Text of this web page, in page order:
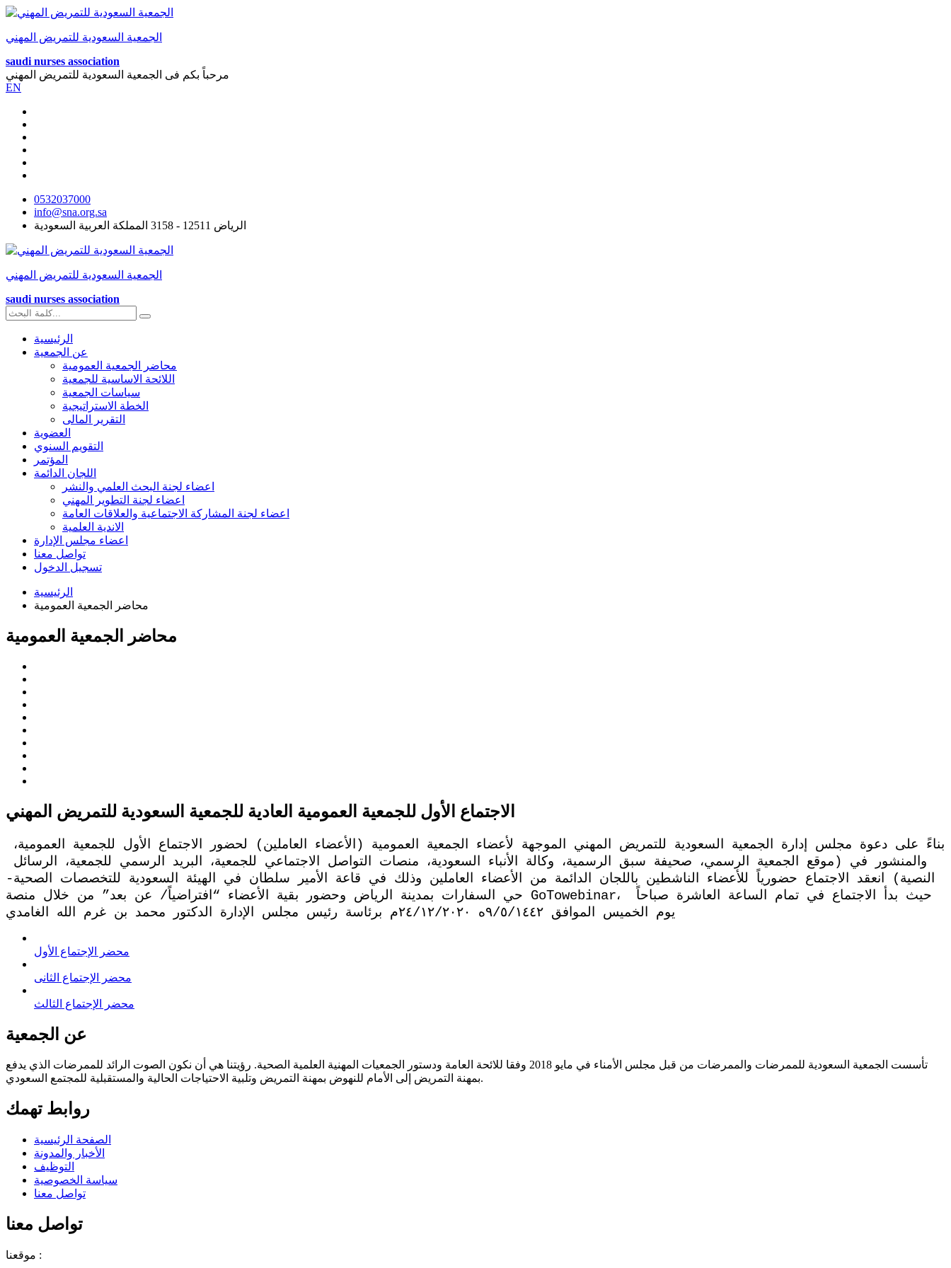
الجمعية السعودية للتمريض المهني
saudi nurses association
مرحباً بكم فى الجمعية السعودية للتمريض المهني
EN
0532037000
info@sna.org.sa
الرياض 12511 - 3158 المملكة العربية السعودية
الجمعية السعودية للتمريض المهني
saudi nurses association
الرئيسية
عن الجمعية
محاضر الجمعية العمومية
اللائحة الاساسية للجمعية
سياسات الجمعية
الخطة الاستراتيجية
التقرير المالى
العضوية
التقويم السنوي
المؤتمر
اللجان الدائمة
اعضاء لجنة البحث العلمي والنشر
اعضاء لجنة التطوير المهني
اعضاء لجنة المشاركة الاجتماعية والعلاقات العامة
الاندية العلمية
اعضاء مجلس الإدارة
تواصل معنا
تسجيل الدخول
الرئيسية
محاضر الجمعية العمومية
محاضر الجمعية العمومية
الاجتماع الأول للجمعية العمومية العادية للجمعية السعودية للتمريض المهني
النصية) انعقد الاجتماع حضورياً للأعضاء الناشطين باللجان الدائمة من الأعضاء العاملين وذلك في قاعة الأمير سلطان في الهيئة السعودية للتخصصات الصحية-
حي السفارات بمدينة الرياض وحضور بقية الأعضاء “افتراضياً/ عن بعد” من خلال منصة GoTowebinar، حيث بدأ الاجتماع في تمام الساعة العاشرة صباحاً
يوم الخميس الموافق ٩/٥/١٤٤٢ه ٢٤/١٢/٢٠٢٠م برئاسة رئيس مجلس الإدارة الدكتور محمد بن غرم الله الغامدي
محضر الإجتماع الأول
محضر الإجتماع الثانى
محضر الإجتماع الثالث
عن الجمعية
تأسست الجمعية السعودية للممرضات والممرضات من قبل مجلس الأمناء في مايو 2018 وفقا للائحة العامة ودستور الجمعيات المهنية العلمية الصحية. رؤيتنا هي أن نكون الصوت الرائد للممرضات الذي يدفع
بمهنة التمريض إلى الأمام للنهوض بمهنة التمريض وتلبية الاحتياجات الحالية والمستقبلية للمجتمع السعودي.
روابط تهمك
الصفحة الرئيسية
الأخبار والمدونة
التوظيف
سياسة الخصوصية
تواصل معنا
تواصل معنا
موقعنا :